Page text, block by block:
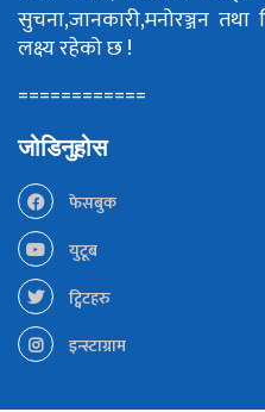
सुचना,जानकारी,मनोरञ्जन तथा
लक्ष्य रहेको छ !
============
जोडिनुहोस
फेसबुक
युटूब
ट्विटहरु
इन्स्टाग्राम